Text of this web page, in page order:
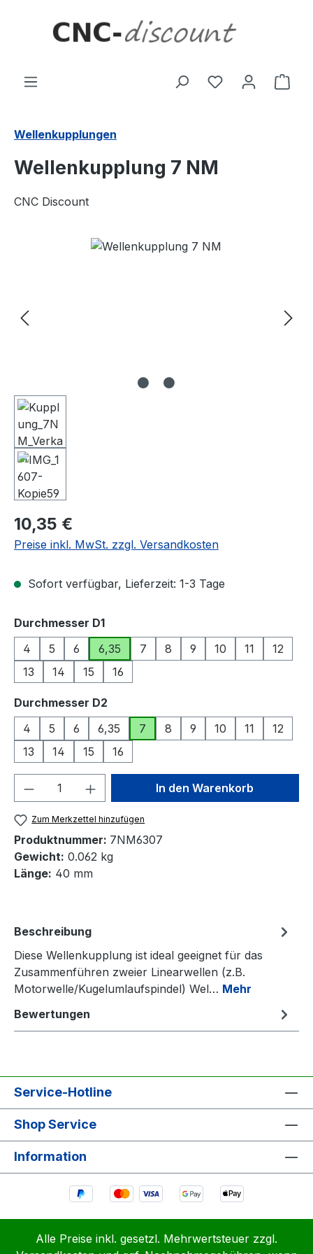
Wellenkupplungen
Wellenkupplung 7 NM
CNC Discount
Bildergalerie überspringen
Regulärer Preis:
10,35 €
Preise inkl. MwSt. zzgl. Versandkosten
Sofort verfügbar, Lieferzeit: 1-3 Tage
Durchmesser D1auswählen
4
5 6 6,35 7 8 9 10 11
12
13
14 15 16
Durchmesser D2
4
5 6 6,35 7 8 9 10 11
12
13
14 15 16
Produkt Anzahl: Gib denIn den Warenkorb
Zum Merkzettel hinzufügen
Produktnummer: 7NM6307
Gewicht: 0.062 kg
Länge: 40 mm
Beschreibung
Diese Wellenkupplung ist ideal geeignet für das
Zusammenführen zweier Linearwellen (z.B.
Motorwelle/Kugelumlaufspindel) Wel… Mehr
Bewertungen
Service-Hotline
Shop Service
Information
Alle Preise inkl. gesetzl. Mehrwertsteuer zzgl.